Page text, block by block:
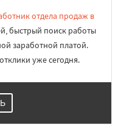
отдела продаж в
быстрый поиск работы
заработной платой.
уже сегодня.